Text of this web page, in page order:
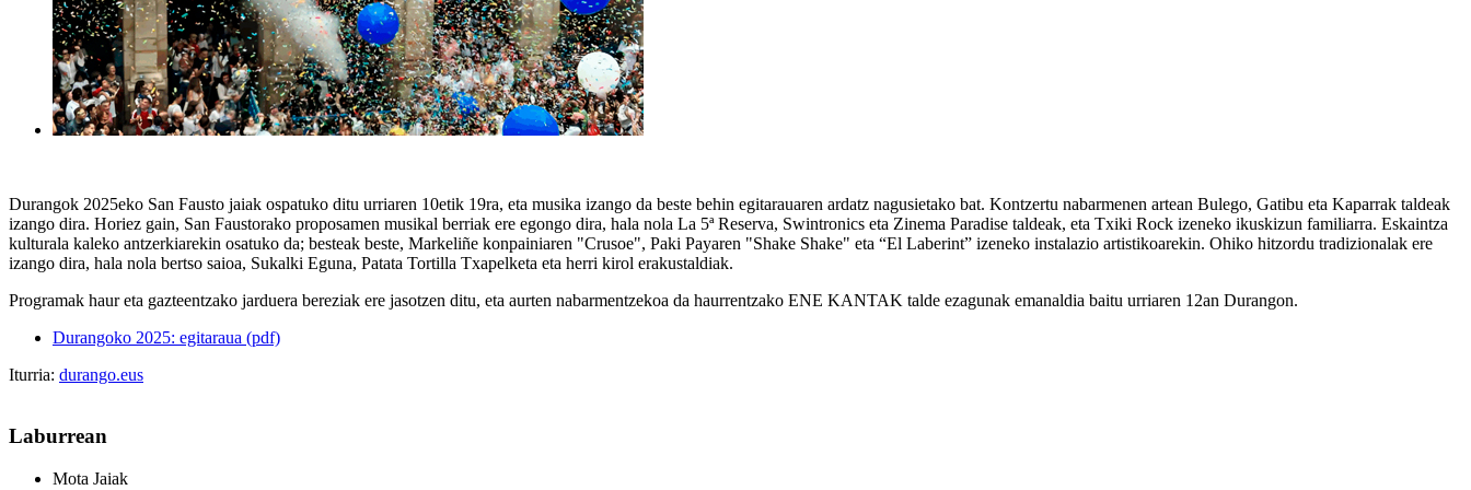
Durangok 2025eko San Fausto jaiak ospatuko ditu urriaren 10etik 19ra, eta musika izango da beste behin egitarauaren ardatz nagusietako bat. Kontzertu nabarmenen artean Bulego, Gatibu eta Kaparrak taldeak
izango dira. Horiez gain, San Faustorako proposamen musikal berriak ere egongo dira, hala nola La 5ª Reserva, Swintronics eta Zinema Paradise taldeak, eta Txiki Rock izeneko ikuskizun familiarra. Eskaintza
kulturala kaleko antzerkiarekin osatuko da; besteak beste, Markeliñe konpainiaren "Crusoe", Paki Payaren "Shake Shake" eta “El Laberint” izeneko instalazio artistikoarekin. Ohiko hitzordu tradizionalak ere
izango dira, hala nola bertso saioa, Sukalki Eguna, Patata Tortilla Txapelketa eta herri kirol erakustaldiak.
Programak haur eta gazteentzako jarduera bereziak ere jasotzen ditu, eta aurten nabarmentzekoa da haurrentzako ENE KANTAK talde ezagunak emanaldia baitu urriaren 12an Durangon.
Durangoko 2025: egitaraua (pdf)
Iturria: durango.eus
Laburrean
Mota Jaiak